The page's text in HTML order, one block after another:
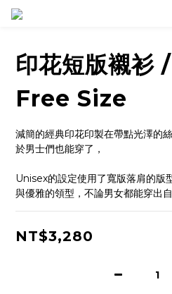
印花短版襯衫
Free Size
減簡的經典印花印製在帶點光澤的
於男士們也能穿了，
Unisex的設定使用了寬版落肩的版
與優雅的領型，不論男女都能穿出自
NT$3,280